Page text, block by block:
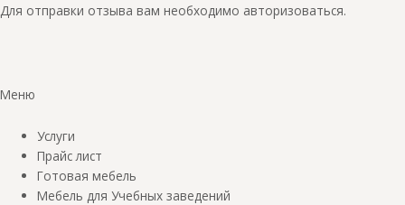
Для отправки отзыва вам необходимо авторизоваться.
Меню
Услуги
Прайс лист
Готовая мебель
Мебель для Учебных заведений